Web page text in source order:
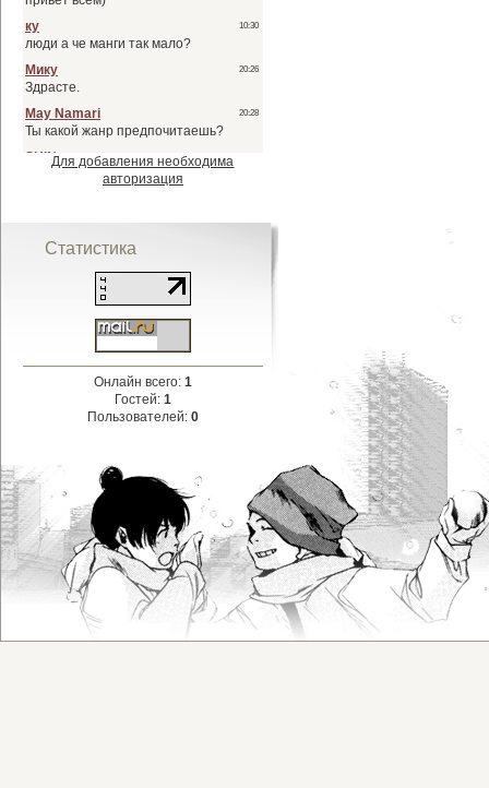
Для добавления необходима
авторизация
Статистика
Онлайн всего: 1
Гостей: 1
Пользователей: 0